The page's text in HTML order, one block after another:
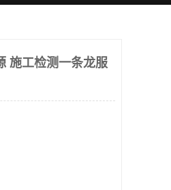
施工检测一条龙服